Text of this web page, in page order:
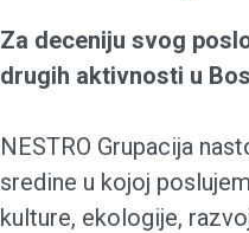
Za deceniju svog
drugih aktivnosti u
NESTRO Grupacija
sredine u kojoj
kulture, ekologije,